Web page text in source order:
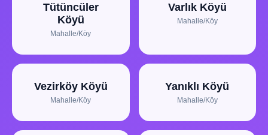
Tütüncüler
Köyü
Mahalle/Köy
Varlık Köyü
Mahalle/Köy
Vezirköy Köyü
Mahalle/Köy
Yanıklı Köyü
Mahalle/Köy